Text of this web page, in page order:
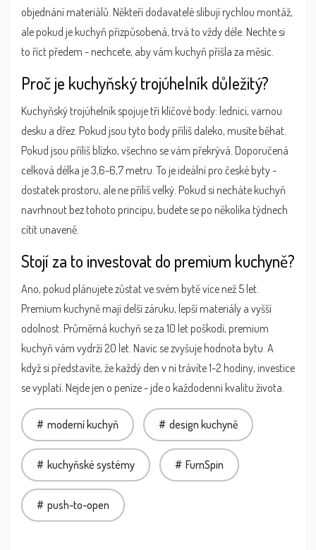
objednání materiálů. Někteří dodavatelé slibují rychlou montáž,
ale pokud je kuchyň přizpůsobená, trvá to vždy déle. Nechte si
to říct předem - nechcete, aby vám kuchyň přišla za měsíc.
Proč je kuchyňský trojúhelník důležitý?
Kuchyňský trojúhelník spojuje tři klíčové body: lednici, varnou
desku a dřez. Pokud jsou tyto body příliš daleko, musíte běhat.
Pokud jsou příliš blízko, všechno se vám překrývá. Doporučená
celková délka je 3,6-6,7 metru. To je ideální pro české byty -
dostatek prostoru, ale ne příliš velký. Pokud si necháte kuchyň
navrhnout bez tohoto principu, budete se po několika týdnech
cítit unaveně.
Stojí za to investovat do premium kuchyně?
Ano, pokud plánujete zůstat ve svém bytě více než 5 let.
Premium kuchyně mají delší záruku, lepší materiály a vyšší
odolnost. Průměrná kuchyň se za 10 let poškodí, premium
kuchyň vám vydrží 20 let. Navíc se zvyšuje hodnota bytu. A
když si představíte, že každý den v ní trávíte 1-2 hodiny, investice
se vyplatí. Nejde jen o peníze - jde o každodenní kvalitu života.
moderní kuchyň design kuchyně
kuchyňské systémy FurnSpin
push-to-open